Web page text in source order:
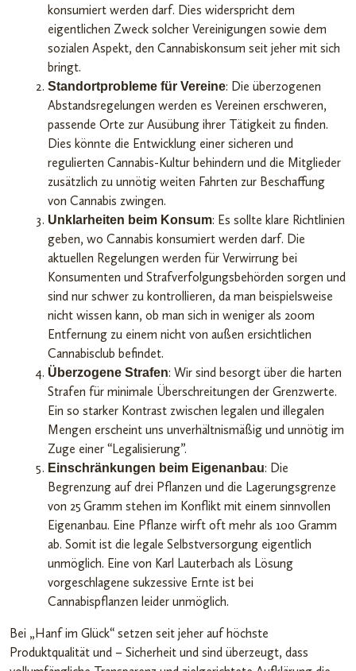
konsumiert werden darf. Dies widerspricht dem
eigentlichen Zweck solcher Vereinigungen sowie dem
sozialen Aspekt, den Cannabiskonsum seit jeher mit sich
bringt.
Standortprobleme für Vereine: Die überzogenen
Abstandsregelungen werden es Vereinen erschweren,
passende Orte zur Ausübung ihrer Tätigkeit zu finden.
Dies könnte die Entwicklung einer sicheren und
regulierten Cannabis-Kultur behindern und die Mitglieder
zusätzlich zu unnötig weiten Fahrten zur Beschaffung
von Cannabis zwingen.
Unklarheiten beim Konsum: Es sollte klare Richtlinien
geben, wo Cannabis konsumiert werden darf. Die
aktuellen Regelungen werden für Verwirrung bei
Konsumenten und Strafverfolgungsbehörden sorgen und
sind nur schwer zu kontrollieren, da man beispielsweise
nicht wissen kann, ob man sich in weniger als 200m
Entfernung zu einem nicht von außen ersichtlichen
Cannabisclub befindet.
Überzogene Strafen: Wir sind besorgt über die harten
Strafen für minimale Überschreitungen der Grenzwerte.
Ein so starker Kontrast zwischen legalen und illegalen
Mengen erscheint uns unverhältnismäßig und unnötig im
Zuge einer “Legalisierung”.
Einschränkungen beim Eigenanbau: Die
Begrenzung auf drei Pflanzen und die Lagerungsgrenze
von 25 Gramm stehen im Konflikt mit einem sinnvollen
Eigenanbau. Eine Pflanze wirft oft mehr als 100 Gramm
ab. Somit ist die legale Selbstversorgung eigentlich
unmöglich. Eine von Karl Lauterbach als Lösung
vorgeschlagene sukzessive Ernte ist bei
Cannabispflanzen leider unmöglich.
Bei „Hanf im Glück“ setzen seit jeher auf höchste
Produktqualität und – Sicherheit und sind überzeugt, dass